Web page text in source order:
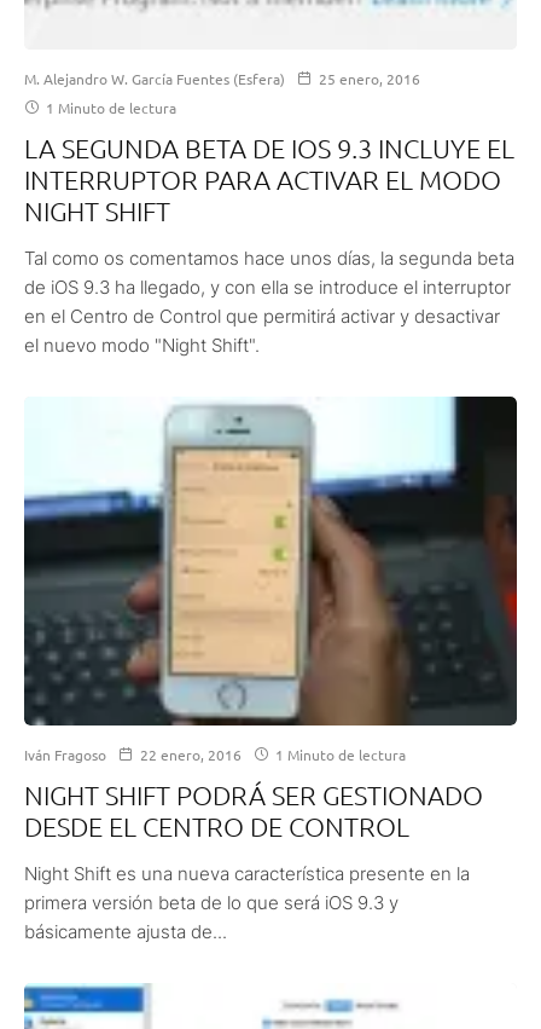
M. Alejandro W. García Fuentes (Esfera)
25 enero, 2016
1 Minuto de lectura
LA SEGUNDA BETA DE IOS 9.3 INCLUYE EL
INTERRUPTOR PARA ACTIVAR EL MODO
NIGHT SHIFT
Tal como os comentamos hace unos días, la segunda beta
de iOS 9.3 ha llegado, y con ella se introduce el interruptor
en el Centro de Control que permitirá activar y desactivar
el nuevo modo "Night Shift".
Iván Fragoso 22 enero, 2016 1 Minuto de lectura
NIGHT SHIFT PODRÁ SER GESTIONADO
DESDE EL CENTRO DE CONTROL
Night Shift es una nueva característica presente en la
primera versión beta de lo que será iOS 9.3 y
básicamente ajusta de...